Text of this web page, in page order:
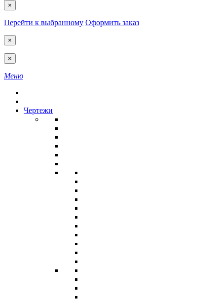
×
Перейти к выбранному Оформить заказ
×
×
Меню
Чертежи